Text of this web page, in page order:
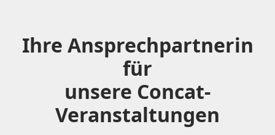
Ihre Ansprechpartnerin
für
unsere Concat-
Veranstaltungen